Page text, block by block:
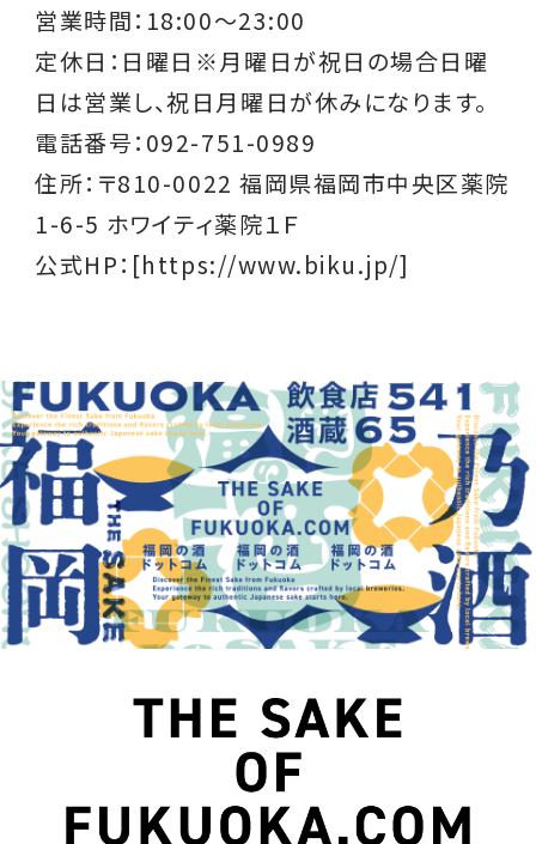
営業時間： 18:00～23:00
定休日：日曜日※月曜日が祝日の場合日曜
日は営業し、祝日月曜日が休みになります。
電話番号：092-751-0989
住所：〒810-0022 福岡県福岡市中央区薬院
1-6-5 ホワイティ薬院１Ｆ
公式HP： [https://www.biku.jp/]